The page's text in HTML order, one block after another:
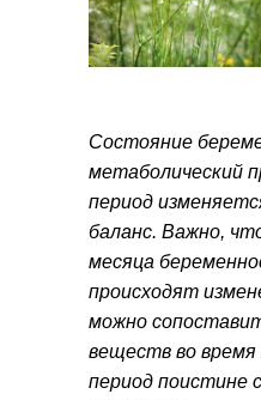
Состояние
метаболический
период
баланс. Важно,
месяца
происходят
можно
веществ во
период поистине